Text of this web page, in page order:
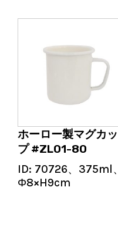
順
ホーロー製マグカッ
プ #ZL01-80
ID: 70726、375ml、
Φ8×H9cm